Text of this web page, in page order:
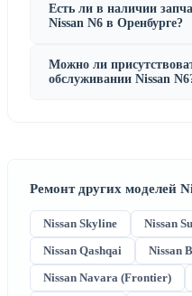
Есть ли в наличии
Nissan N6 в Оренбурге?
Можно ли
обслуживании Nissan
Ремонт других моделей
Nissan Skyline Nissan
Nissan Qashqai
Nissan
Nissan Navara (Frontier)